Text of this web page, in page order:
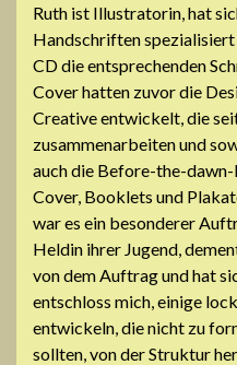
Ruth ist Illustratorin, hat
Handschriften
CD die entsprechenden
Cover hatten zuvor die
Creative entwickelt, die
zusammenarbeiten und
auch die Before-the-
Cover, Booklets und
war es ein besonderer
Heldin ihrer Jugend,
von dem Auftrag und hat
entschloss mich, einige
entwickeln, die nicht zu
sollten, von der Struktur